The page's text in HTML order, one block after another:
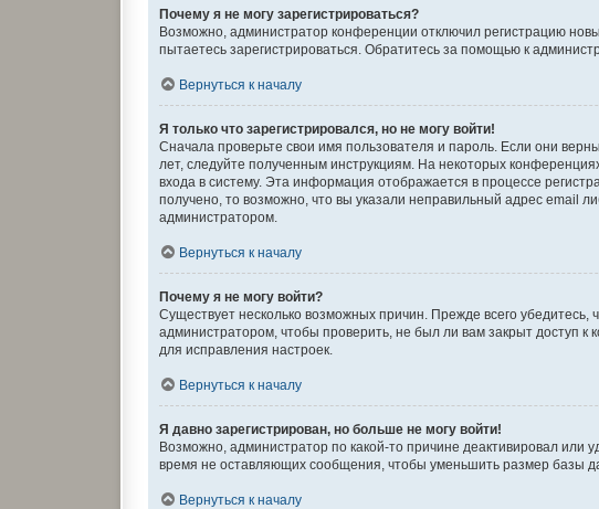
Почему я не могу зарегистрироваться?
Возможно, администратор конференции отключил регистрацию
пытаетесь зарегистрироваться. Обратитесь за помощью к
Вернуться к началу
Я только что зарегистрировался, но не могу войти!
Сначала проверьте свои имя пользователя и пароль. Если они
лет, следуйте полученным инструкциям. На некоторых
входа в систему. Эта информация отображается в процессе
получено, то возможно, что вы указали неправильный адрес email
администратором.
Вернуться к началу
Почему я не могу войти?
Существует несколько возможных причин. Прежде всего
администратором, чтобы проверить, не был ли вам закрыт доступ
для исправления настроек.
Вернуться к началу
Я давно зарегистрирован, но больше не могу войти!
Возможно, администратор по какой-то причине деактивировал или
время не оставляющих сообщения, чтобы уменьшить размер базы
Вернуться к началу